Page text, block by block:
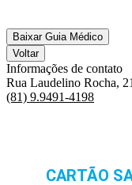
Baixar Guia Médico
Voltar
Informações de contato
Rua Laudelino Rocha,
(81) 9.9491-4198
CARTÃO